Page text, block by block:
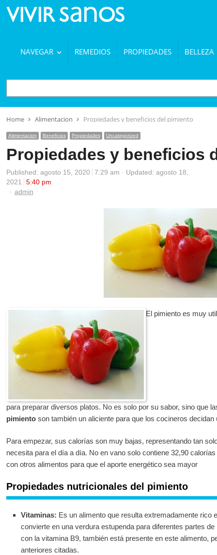
NAVEGAR REMEDIOS PROPIEDADES BELLEZA
BUSCAR
Home Alimentacion Propiedades y beneficios del pimiento
Alimentacion Beneficios Propiedades Uncategorized
Propiedades y beneficios
Published: agosto 15, 2020 7:29 am
Updated: agosto 18,
2021
5:40 pm
Author
admin
El pimiento es muy
para preparar diversos platos. No es solo por su sabor, sino que
pimientoson también un aliciente para que los cocineros decidan
Para empezar, sus calorías son muy bajas, representando tan
necesita para el día a día. No en vano solo contiene 32,90
con otros alimentos para que el aporte energético sea mayor
Propiedades nutricionales del pimiento
Vitaminas: Es un alimento que resulta extremadamente rico
convierte en una verdura estupenda para diferentes partes
con la vitamina B9, también está presente en este alimento,
anteriores citadas.